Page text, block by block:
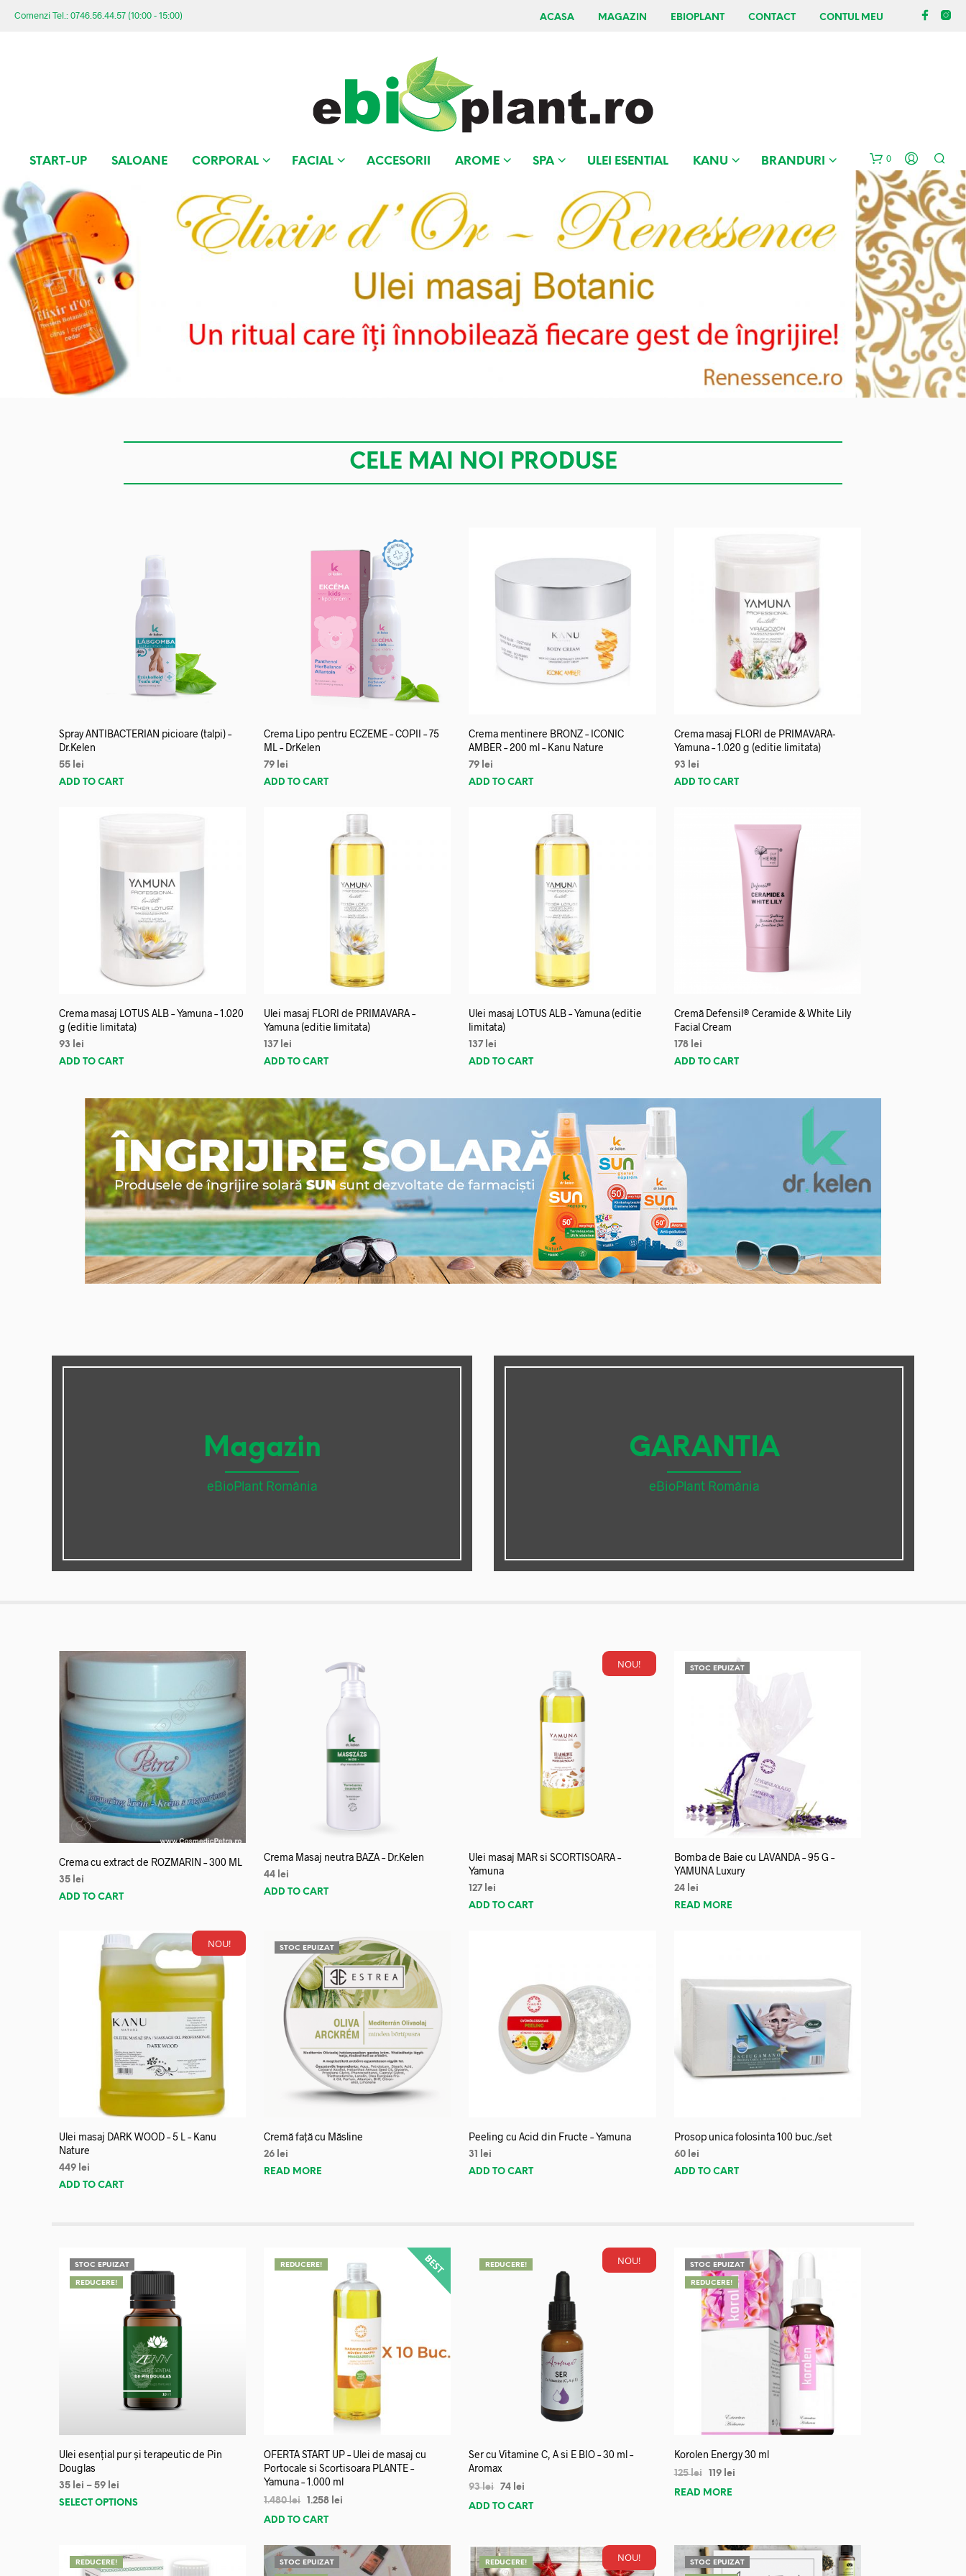
Comenzi Tel.: 0746.56.44.57 (10:00 - 15:00) ACASA MAGAZIN EBIOPLANT CONTACT CONTUL MEU
START-UP SALOANE CORPORAL FACIAL ACCESORII AROME SPA ULEI ESENTIAL KANU BRANDURI 0
CELE MAI NOI PRODUSE
Spray ANTIBACTERIAN picioare (talpi) –
Dr.Kelen
55 lei
ADD TO CART
Crema Lipo pentru ECZEME – COPII – 75
ML – DrKelen
79 lei
ADD TO CART
Crema mentinere BRONZ – ICONIC
AMBER – 200 ml – Kanu Nature
79 lei
ADD TO CART
Crema masaj FLORI de PRIMAVARA-
Yamuna – 1.020 g (editie limitata)
93
lei
ADD TO CART
Crema masaj LOTUS ALB – Yamuna – 1.020
g (editie limitata)
93
lei
ADD TO CART
Ulei masaj FLORI de PRIMAVARA –
Yamuna (editie limitata)
137 lei
ADD TO CART
Ulei masaj LOTUS ALB – Yamuna (editie
limitata)
137 lei
ADD TO CART
Cremă Defensil® Ceramide & White Lily
Facial Cream
178 lei
ADD TO CART
Magazin
eBioPlant România
GARANTIA
eBioPlant România
Crema cu extract de ROZMARIN – 300 ML
35 lei
ADD TO CART
Crema Masaj neutra BAZA – Dr.Kelen
44 lei
ADD TO CART
NOU!
Ulei masaj MAR si SCORTISOARA –
Yamuna
127 lei
ADD TO CART
STOC EPUIZAT
Bomba de Baie cu LAVANDA – 95 G –
YAMUNA Luxury
24 lei
READ MORE
NOU!
Ulei masaj DARK WOOD – 5 L – Kanu
Nature
449 lei
ADD TO CART
STOC EPUIZAT
Cremă față cu Măsline
26 lei
READ MORE
Peeling cu Acid din Fructe – Yamuna
31
lei
ADD TO CART
Prosop unica folosinta 100 buc./set
60 lei
ADD TO CART
STOC EPUIZAT
REDUCERE!
Ulei esențial pur și terapeutic de Pin
Douglas
35 lei – 59 lei
SELECT OPTIONS
REDUCERE!
OFERTA START UP – Ulei de masaj cu
Portocale si Scortisoara PLANTE –
Yamuna – 1.000 ml
1.480lei 1.258 lei
ADD TO CART
NOU!
REDUCERE!
Ser cu Vitamine C, A si E BIO – 30 ml –
Aromax
93lei 74 lei
ADD TO CART
STOC EPUIZAT
REDUCERE!
Korolen Energy 30 ml
125lei 119 lei
READ MORE
REDUCERE! STOC EPUIZAT NOU!
REDUCERE! STOC EPUIZAT